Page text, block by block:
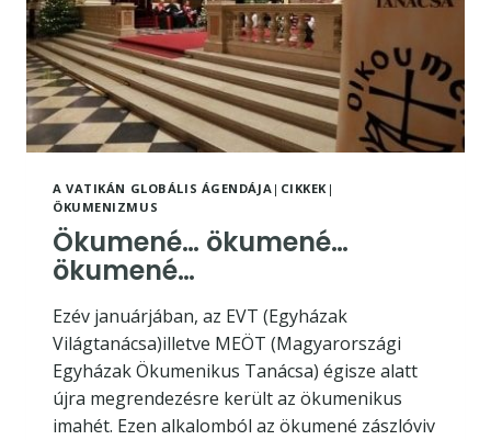
A VATIKÁN GLOBÁLIS ÁGENDÁJA | CIKKEK |
ÖKUMENIZMUS
Ökumené… ökumené…
ökumené…
Ezév januárjában, az EVT (Egyházak
Világtanácsa)illetve MEÖT (Magyarországi
Egyházak Ökumenikus Tanácsa) égisze alatt
újra megrendezésre került az ökumenikus
imahét. Ezen alkalomból az ökumené zászlóviv